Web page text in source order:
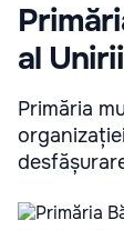
al Unirii
Primăria